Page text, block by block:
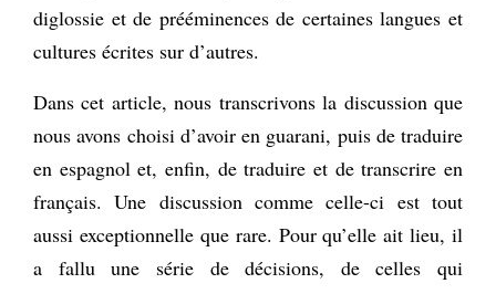
diglossie et de prééminences de certaines langues et
cultures écrites sur d’autres.
Dans cet article, nous transcrivons la discussion que
nous avons choisi d’avoir en guarani, puis de traduire
en espagnol et, enfin, de traduire et de transcrire en
français. Une discussion comme celle-ci est tout
aussi exceptionnelle que rare. Pour qu’elle ait lieu, il
a fallu une série de décisions, de celles qui